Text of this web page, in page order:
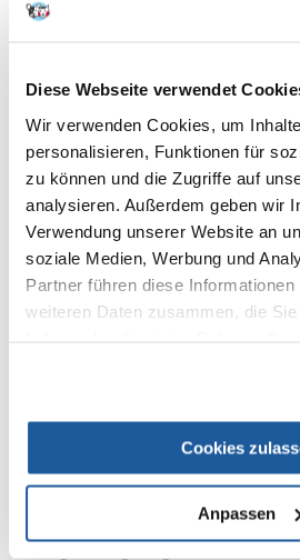
Diese Webseite verwendet
Wir verwenden Cookies, um
personalisieren, Funktionen für
zu können und die Zugriffe auf
analysieren. Außerdem geben wir
Verwendung unserer Website an
soziale Medien, Werbung und
Partner führen diese
weiteren Daten zusammen, die
Cookies
Anpassen
FURejector-Knopf, der ergonomische Griff
und verhindert, dass sich die Kanten in die
- gebogene Klinge, damit sich das
Körpers anpassen kann
- Kantenschutz schützt die Klinge bei der
- einfache Verriegelung - einfach den
nach unten zum Griff schieben
- moderne und hochwertige
wichtigste davon ist die
gekämmtes Fell wärmt die Katze im Winter
Verhalten führen. Die Pflege des Fells ist
trägt es dazu bei, die Bildung von